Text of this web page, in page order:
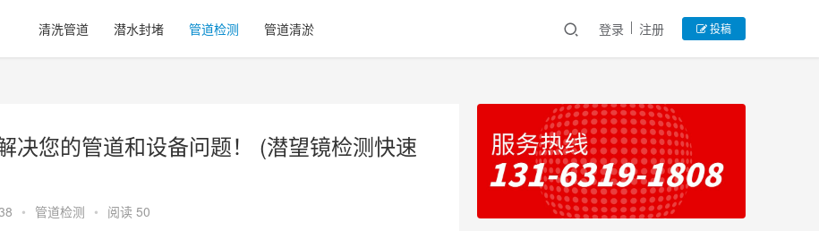
清洗管道 潜水封堵 管道检测 管道清淤 登录 注册 投稿
决您的管道和设备问题！ (潜望镜检测快速
• 管道检测 • 阅读 50